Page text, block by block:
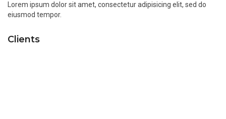
Lorem ipsum dolor sit amet, consectetur adipisicing elit, sed do
eiusmod tempor.
Clients